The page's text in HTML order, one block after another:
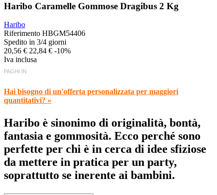
Haribo Caramelle Gommose Dragibus 2 Kg
Haribo
Riferimento HBGM54406
Spedito in 3/4 giorni
20,56 € 22,84 € -10%
Iva inclusa
PAGHI IN
Hai bisogno di un'offerta personalizzata per maggiori
quantitativi? »
Haribo è sinonimo di originalità, bontà,
fantasia e gommosità. Ecco perché sono
perfette per chi è in cerca di idee sfiziose
da mettere in pratica per un party,
soprattutto se inerente ai bambini.